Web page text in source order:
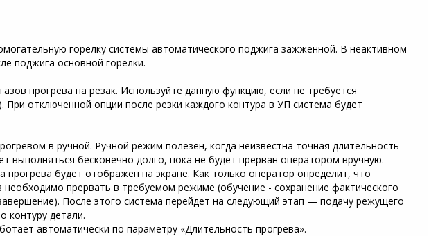
горелку системы автоматического поджига зажженной. В неактивном
поджига основной горелки.
прогрева на резак. Используйте данную функцию, если не требуется
). При отключенной опции после резки каждого контура в УП система будет
в ручной. Ручной режим полезен, когда неизвестна точная длительность
выполняться бесконечно долго, пока не будет прерван оператором вручную.
будет отображен на экране. Как только оператор определит, что
прервать в требуемом режиме (обучение - сохранение фактического
После этого система перейдет на следующий этап — подачу режущего
контуру детали.
автоматически по параметру «Длительность прогрева».